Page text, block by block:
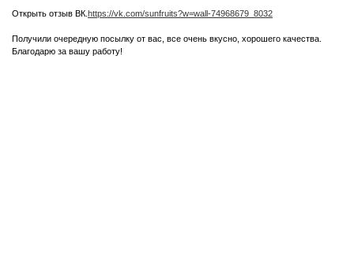
Открыть отзыв ВК. https://vk.com/sunfruits?w=wall-74968679_8032
Получили очередную посылку от вас, все очень вкусно, хорошего качества.
Благодарю за вашу работу!